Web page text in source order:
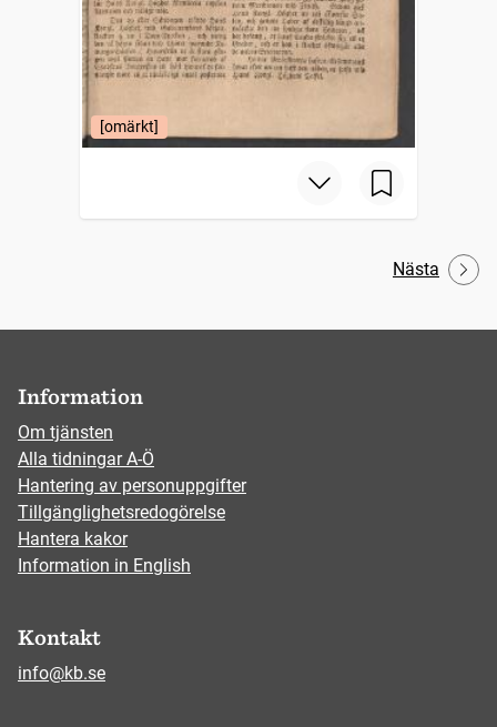
[omärkt]
Nästa
Information
Om tjänsten
Alla tidningar A-Ö
Hantering av personuppgifter
Tillgänglighetsredogörelse
Hantera kakor
Information in English
Kontakt
info@kb.se